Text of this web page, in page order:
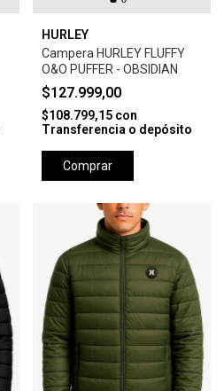
HURLEY
Campera HURLEY FLUFFY
O&O PUFFER - OBSIDIAN
$127.999,00
$108.799,15 con
Transferencia o depósito
Comprar